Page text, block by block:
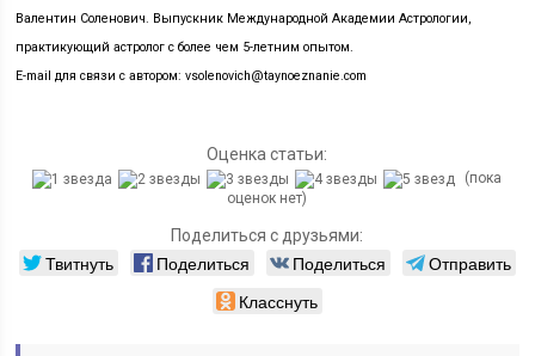
Валентин Соленович. Выпускник Международной Академии Астрологии,
практикующий астролог с более чем 5-летним опытом.
E-mail для связи с автором: vsolenovich@taynoeznanie.com
Оценка статьи:
(пока
оценок нет)
Поделиться с друзьями:
Твитнуть Поделиться Поделиться
Отправить
Класснуть